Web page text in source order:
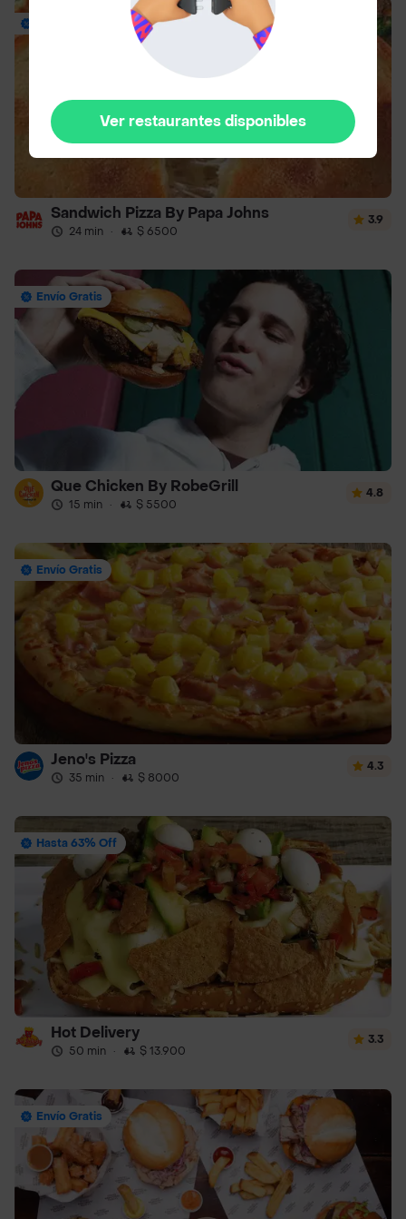
Sandwich Pizza By Papa Johns
24 min · $ 6500
3.9
Envío Gratis
Que Chicken By RobeGrill
15 min · $ 5500
4.8
Envío Gratis
Jeno's Pizza
35 min · $ 8000
4.3
Hasta 63% Off
Hot Delivery
50 min · $ 13.900
3.3
Envío Gratis
Ver restaurantes disponibles